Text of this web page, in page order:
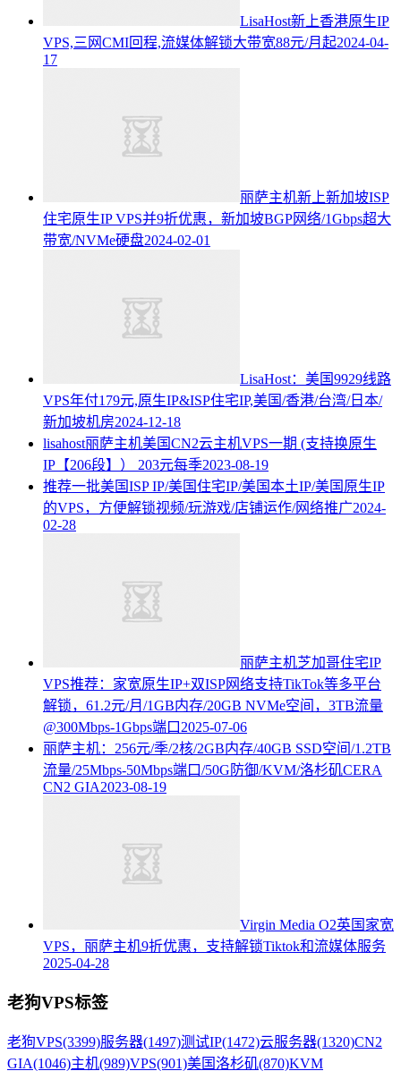
LisaHost新上香港原生IP
VPS,三网CMI回程,流媒体解锁大带宽88元/月起2024-04-
17
丽萨主机新上新加坡ISP
住宅原生IP VPS并9折优惠，新加坡BGP网络/1Gbps超大
带宽/NVMe硬盘2024-02-01
LisaHost：美国9929线路
VPS年付179元,原生IP&ISP住宅IP,美国/香港/台湾/日本/
新加坡机房2024-12-18
lisahost丽萨主机美国CN2云主机VPS一期 (支持换原生
IP【206段】） 203元每季2023-08-19
推荐一批美国ISP IP/美国住宅IP/美国本土IP/美国原生IP
的VPS，方便解锁视频/玩游戏/店铺运作/网络推广2024-
02-28
丽萨主机芝加哥住宅IP
VPS推荐：家宽原生IP+双ISP网络支持TikTok等多平台
解锁，61.2元/月/1GB内存/20GB NVMe空间，3TB流量
@300Mbps-1Gbps端口2025-07-06
丽萨主机：256元/季/2核/2GB内存/40GB SSD空间/1.2TB
流量/25Mbps-50Mbps端口/50G防御/KVM/洛杉矶CERA
CN2 GIA2023-08-19
Virgin Media O2英国家宽
VPS，丽萨主机9折优惠，支持解锁Tiktok和流媒体服务
2025-04-28
老狗VPS标签
老狗VPS(3399)服务器(1497)测试IP(1472)云服务器(1320)CN2
GIA(1046)主机(989)VPS(901)美国洛杉矶(870)KVM